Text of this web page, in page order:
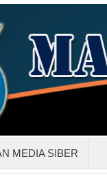
MEDIA SIBER